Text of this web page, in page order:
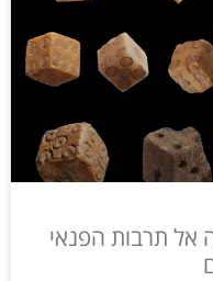
אל תרבות הפנאי